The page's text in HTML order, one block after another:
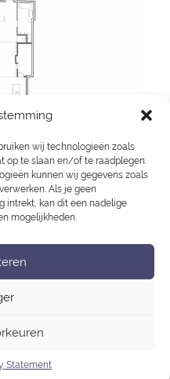
wij technologieën zoals
op te slaan en/of te raadplegen.
kunnen wij gegevens zoals
Als je geen
intrekt, kan dit een nadelige
mogelijkheden.
Statement
kantoor |